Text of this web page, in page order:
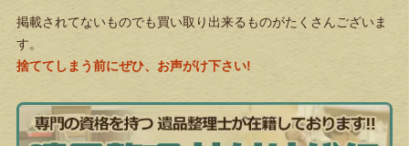
掲載されてないものでも買い取り出来るものがたくさんございま
す。
捨ててしまう前にぜひ、お声がけ下さい!